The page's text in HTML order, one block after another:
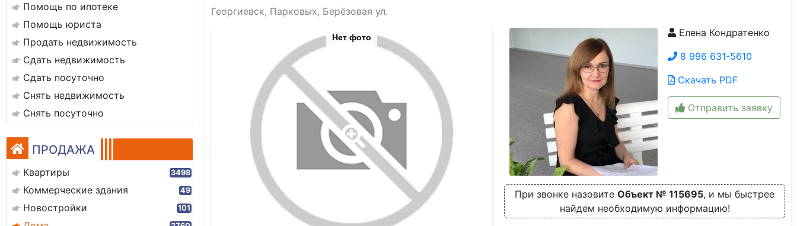
Помощь по ипотеке
Помощь юриста
Продать недвижимость
Сдать недвижимость
Сдать посуточно
Снять недвижимость
Снять посуточно
ПРОДАЖА
Квартиры 3498
Коммерческие здания 49
Новостройки 101
Георгиевск, Парковых, Берёзовая ул.
Нет фото
Елена Кондратенко
8 996 631-5610
Скачать PDF
Отправить заявку
При звонке назовите Объект № 115695, и мы быстрее
найдем необходимую информацию!